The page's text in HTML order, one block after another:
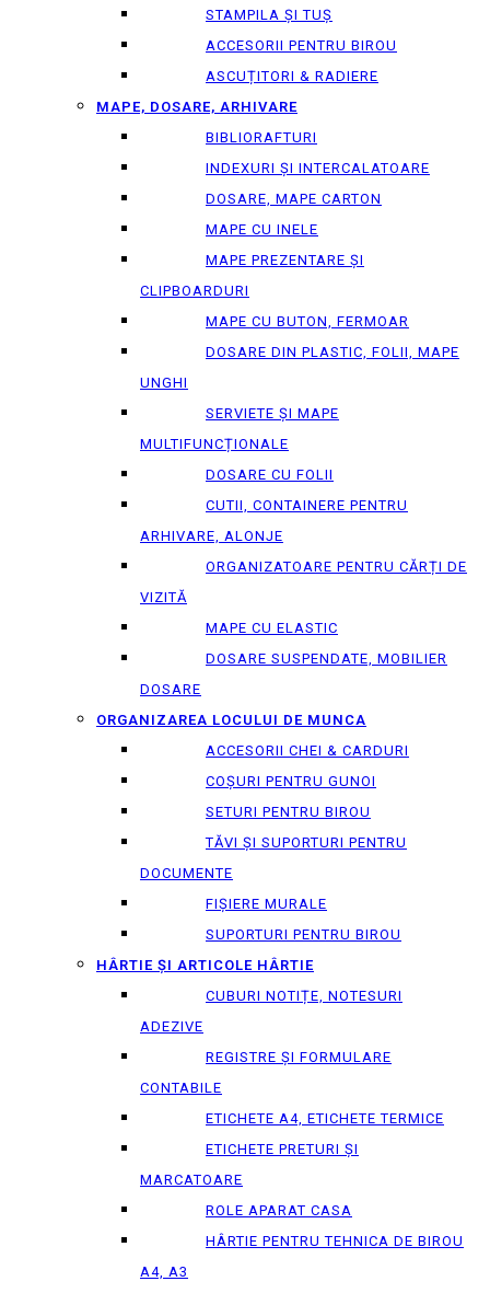
STAMPILA ȘI TUȘ
ACCESORII PENTRU BIROU
ASCUȚITORI & RADIERE
MAPE, DOSARE, ARHIVARE
BIBLIORAFTURI
INDEXURI ȘI INTERCALATOARE
DOSARE, MAPE CARTON
MAPE CU INELE
MAPE PREZENTARE ȘI
CLIPBOARDURI
MAPE CU BUTON, FERMOAR
DOSARE DIN PLASTIC, FOLII, MAPE
UNGHI
SERVIETE ȘI MAPE
MULTIFUNCȚIONALE
DOSARE CU FOLII
CUTII, CONTAINERE PENTRU
ARHIVARE, ALONJE
ORGANIZATOARE PENTRU CĂRȚI DE
VIZITĂ
MAPE CU ELASTIC
DOSARE SUSPENDATE, MOBILIER
DOSARE
ORGANIZAREA LOCULUI DE MUNCA
ACCESORII CHEI & СARDURI
COȘURI PENTRU GUNOI
SETURI PENTRU BIROU
TĂVI ȘI SUPORTURI PENTRU
DOCUMENTE
FIȘIERE MURALE
SUPORTURI PENTRU BIROU
HÂRTIE ȘI ARTICOLE HÂRTIE
CUBURI NOTIȚE, NOTESURI
ADEZIVE
REGISTRE ȘI FORMULARE
CONTABILE
ETICHETE A4, ETICHETE TERMICE
ETICHETE PRETURI ȘI
MARCATOARE
ROLE APARAT CASA
HÂRTIE PENTRU TEHNICA DE BIROU
A4, A3